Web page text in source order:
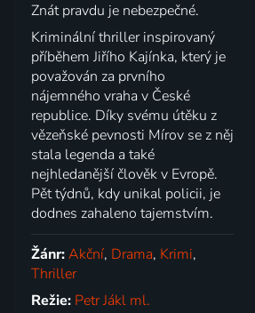
Znát pravdu je nebezpečné.
Kriminální thriller inspirovaný
příběhem Jiřího Kajínka, který je
považován za prvního
nájemného vraha v České
republice. Díky svému útěku z
vězeňské pevnosti Mírov se z něj
stala legenda a také
nejhledanější člověk v Evropě.
Pět týdnů, kdy unikal policii, je
dodnes zahaleno tajemstvím.
Žánr:Akční, Drama, Krimi,
Thriller
Režie: Petr Jákl ml.